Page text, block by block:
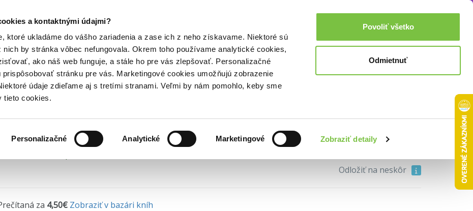
a kontaktnými údajmi?
ktoré ukladáme do vášho zariadenia a zase ich z neho získavame. Niektoré sú
nich by stránka vôbec nefungovala. Okrem toho používame analytické cookies,
ako náš web funguje, a stále ho pre vás zlepšovať. Personalizačné
stránku pre vás. Marketingové cookies umožňujú zobrazenie
údaje zdieľame aj s tretími stranami. Veľmi by nám pomohlo, keby sme
tieto cookies.
Personalizačné Analytické Marketingové Zobraziť detaily
Povoliť všetko
Odmietnuť
Doplnky Prihlásenie 0,00€
a komiksy pre deti Komiksy pre deti Akcie a zľavy
démonů 6 - Soud Pilířů
Gotóge
8,00€ Do košíka
Odložiť na neskôr
za 4,50€ Zobraziť v bazári kníh